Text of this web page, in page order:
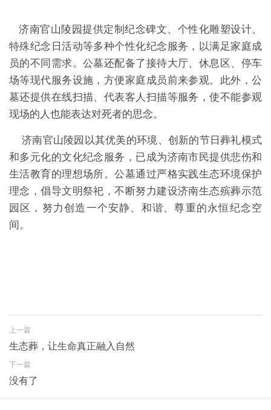
济南官山陵园提供定制纪念碑文、个性化雕塑设计、
特殊纪念日活动等多种个性化纪念服务，以满足家庭成
员的不同需求。公墓还配备了接待大厅、休息区、停车
场等现代服务设施，方便家庭成员前来参观。此外，公
墓还提供在线扫描、代表客人扫描等服务，使不能参观
现场的人也能表达对死者的思念。
济南官山陵园以其优美的环境、创新的节日葬礼模式
和多元化的文化纪念服务，已成为济南市民提供悲伤和
生活教育的理想场所。公墓通过严格实践生态环境保护
理念，倡导文明祭祀，不断努力建设济南生态殡葬示范
园区，努力创造一个安静、和谐、尊重的永恒纪念空
间。
上一篇
生态葬，让生命真正融入自然
下一篇
没有了